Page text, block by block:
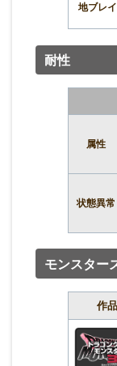
地ブレ
耐性
属性
状態異常
モンスター
作